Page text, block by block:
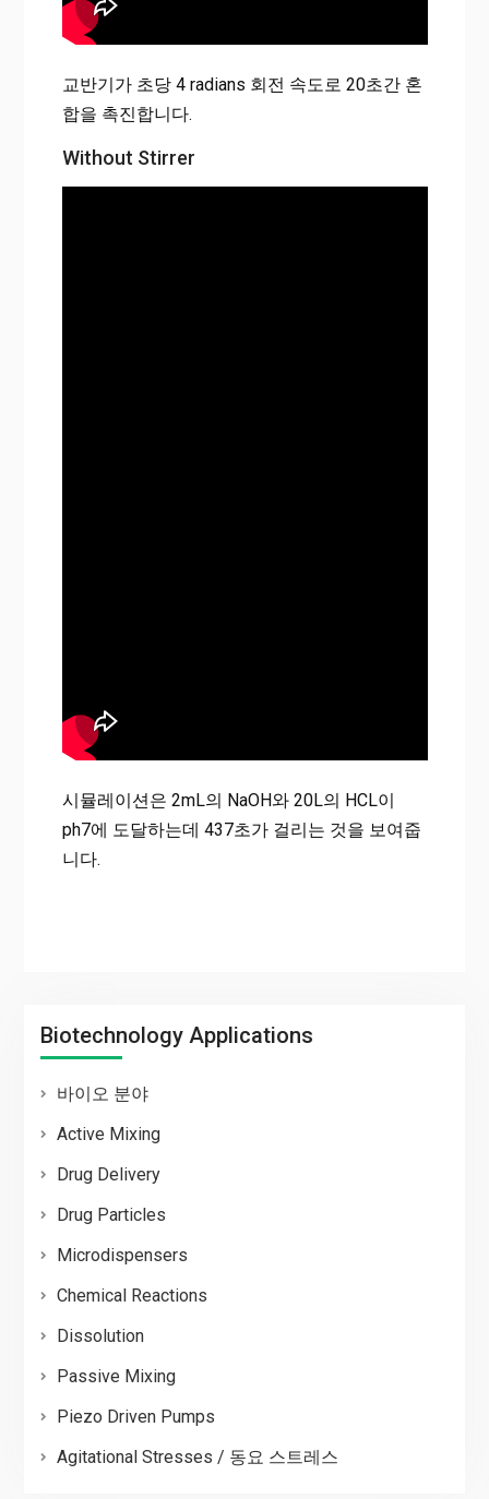
교반기가 초당 4 radians 회전 속도로 20초간 혼
합을 촉진합니다.
Without Stirrer
시뮬레이션은 2mL의 NaOH와 20L의 HCL이
ph7에 도달하는데 437초가 걸리는 것을 보여줍
니다.
Biotechnology Applications
바이오 분야
Active Mixing
Drug Delivery
Drug Particles
Microdispensers
Chemical Reactions
Dissolution
Passive Mixing
Piezo Driven Pumps
Agitational Stresses / 동요 스트레스